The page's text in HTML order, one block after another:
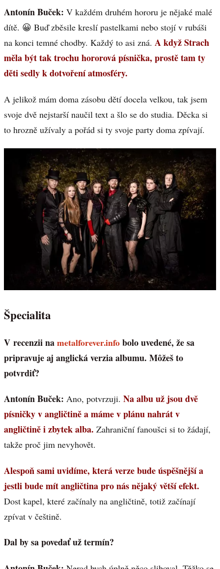
Antonín Buček: V každém druhém hororu je nějaké malé
dítě. 😀 Buď zběsile kreslí pastelkami nebo stojí v rubáši
na konci temné chodby. Každý to asi zná. A když Strach
měla být tak trochu hororová písnička, prostě tam ty
děti sedly k dotvoření atmosféry.
A jelikož mám doma zásobu dětí docela velkou, tak jsem
svoje dvě nejstarší naučil text a šlo se do studia. Děcka si
to hrozně užívaly a pořád si ty svoje party doma zpívají.
Špecialita
V recenzii nametalforever.infobolo uvedené, že sa
pripravuje aj anglická verzia albumu. Môžeš to
potvrdiť?
Antonín Buček: Ano, potvrzuji. Na albu už jsou dvě
písničky v angličtině a máme v plánu nahrát v
angličtině i zbytek alba. Zahraniční fanoušci si to žádají,
takže proč jim nevyhovět.
Alespoň sami uvidíme, která verze bude úspěšnější a
jestli bude mít angličtina pro nás nějaký větší efekt.
Dost kapel, které začínaly na angličtině, totiž začínají
zpívat v češtině.
Dal by sa povedať už termín?